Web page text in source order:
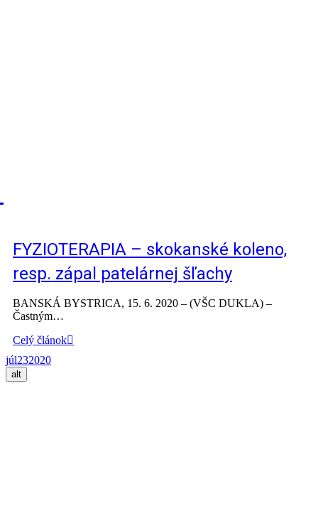
FYZIOTERAPIA – skokanské koleno,
resp. zápal patelárnej šľachy
BANSKÁ BYSTRICA, 15. 6. 2020 – (VŠC DUKLA) –
Častným…
Celý článok
júl232020
alt